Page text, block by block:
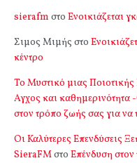
sierafm στο Ενοικιάζεται
Σιμος Μιμής στο
κέντρο
Το Μυστικό μιας
Αγχος και καθημερινότητα
στον τρόπο ζωής σας για να
Οι Καλύτερες Επενδύσεις
SieraFMστο Επένδυση στον